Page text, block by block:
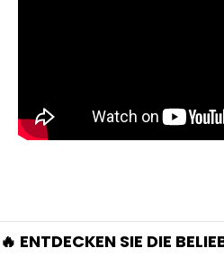
🔥 ENTDECKEN SIE DIE